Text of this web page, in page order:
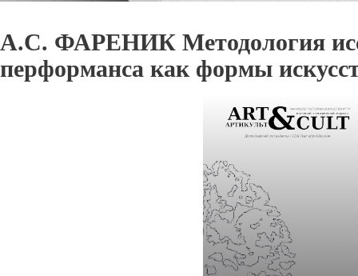
А.С. ФАРЕНИК Методология
перформанса как формы